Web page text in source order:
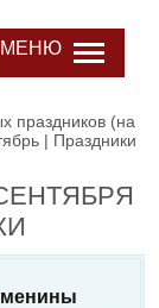
МЕНЮ
праздников (на
| Праздники